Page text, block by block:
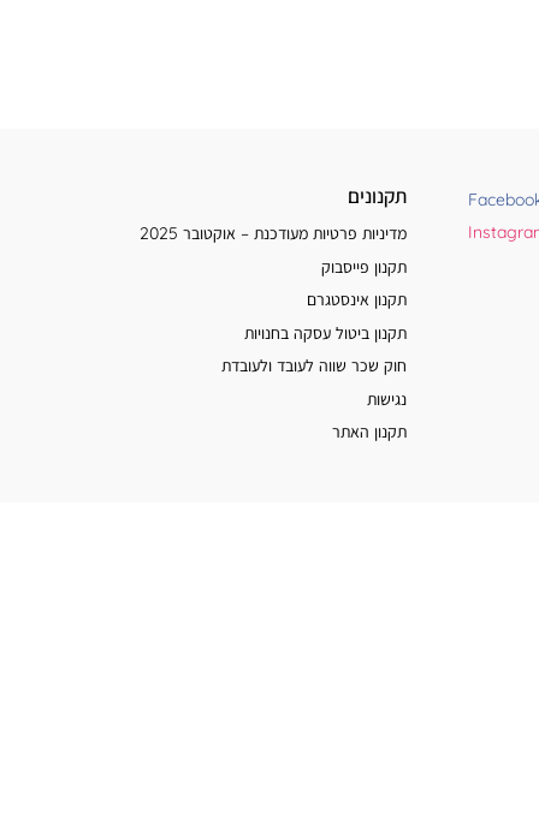
תקנונים
מדיניות פרטיות מעודכנת – אוקטובר 2025
תקנון פייסבוק
תקנון אינסטגרם
תקנון ביטול עסקה בחנויות
חוק שכר שווה לעובד ולעובדת
נגישות
תקנון האתר